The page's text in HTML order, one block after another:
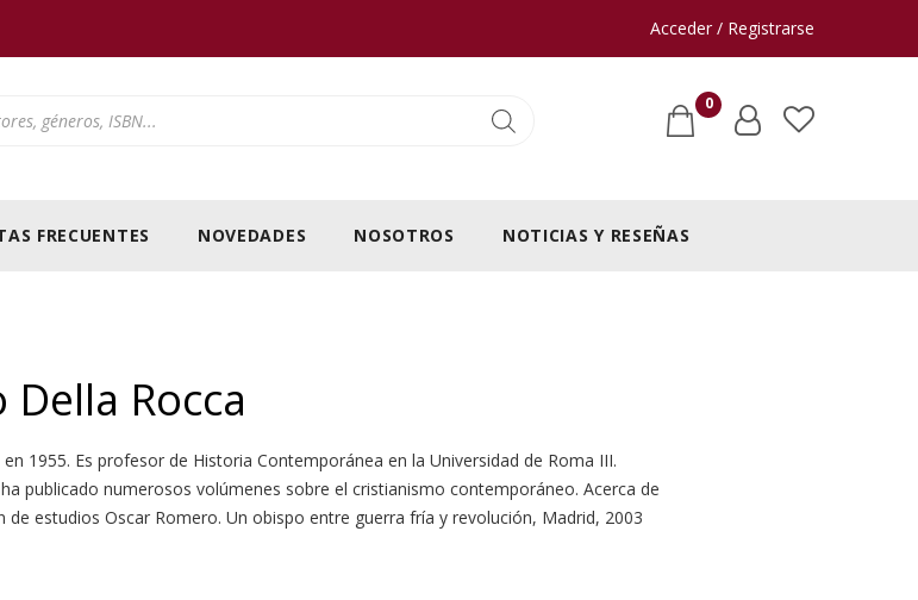
Acceder / Registrarse
0
FRECUENTES NOVEDADES NOSOTROS NOTICIAS Y RESEÑAS
Rocca
en 1955. Es profesor de Historia Contemporánea en la Universidad de Roma III.
publicado numerosos volúmenes sobre el cristianismo contemporáneo. Acerca de
estudios Oscar Romero. Un obispo entre guerra fría y revolución, Madrid, 2003